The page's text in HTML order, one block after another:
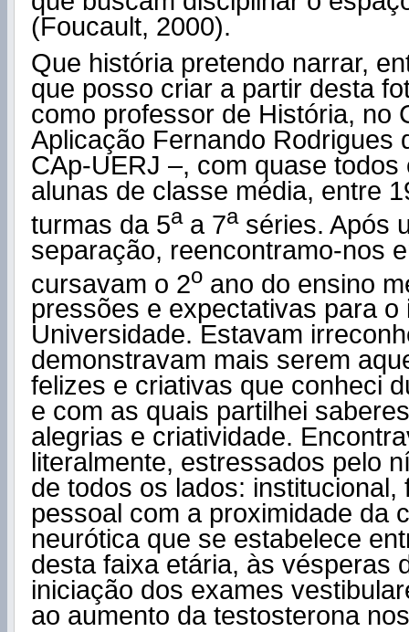
(Foucault, 2000).
Que história pretendo narrar,
que posso criar a partir desta
como professor de História, no
Aplicação Fernando Rodrigues
CAp-UERJ –, com quase
alunas de classe média, entre
turmas da 5aa 7aséries. Após
separação, reencontramo-nos
cursavam o 2o ano do ensino
pressões e expectativas para o
Universidade. Estavam
demonstravam mais serem
felizes e criativas que conheci
e com as quais partilhei
alegrias e criatividade.
literalmente, estressados pelo
de todos os lados: institucional,
pessoal com a proximidade da
neurótica que se estabelece
desta faixa etária, às vésperas
iniciação dos exames
ao aumento da testosterona